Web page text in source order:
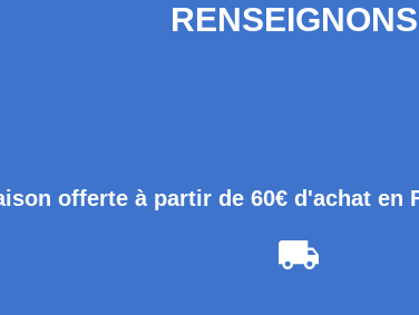
offerte à partir de 60€ d'achat en